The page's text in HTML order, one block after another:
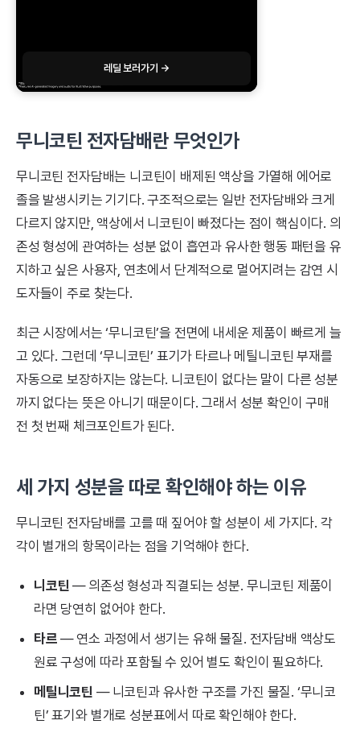
레딜 보러가기 →
무니코틴 전자담배란 무엇인가
무니코틴 전자담배는 니코틴이 배제된 액상을 가열해 에어로
졸을 발생시키는 기기다. 구조적으로는 일반 전자담배와 크게
다르지 않지만, 액상에서 니코틴이 빠졌다는 점이 핵심이다. 의
존성 형성에 관여하는 성분 없이 흡연과 유사한 행동 패턴을 유
지하고 싶은 사용자, 연초에서 단계적으로 멀어지려는 감연 시
도자들이 주로 찾는다.
최근 시장에서는 ‘무니코틴’을 전면에 내세운 제품이 빠르게 늘
고 있다. 그런데 ‘무니코틴’ 표기가 타르나 메틸니코틴 부재를
자동으로 보장하지는 않는다. 니코틴이 없다는 말이 다른 성분
까지 없다는 뜻은 아니기 때문이다. 그래서 성분 확인이 구매
전 첫 번째 체크포인트가 된다.
세 가지 성분을 따로 확인해야 하는 이유
무니코틴 전자담배를 고를 때 짚어야 할 성분이 세 가지다. 각
각이 별개의 항목이라는 점을 기억해야 한다.
니코틴 — 의존성 형성과 직결되는 성분. 무니코틴 제품이
라면 당연히 없어야 한다.
타르 — 연소 과정에서 생기는 유해 물질. 전자담배 액상도
원료 구성에 따라 포함될 수 있어 별도 확인이 필요하다.
메틸니코틴 — 니코틴과 유사한 구조를 가진 물질. ‘무니코
틴’ 표기와 별개로 성분표에서 따로 확인해야 한다.